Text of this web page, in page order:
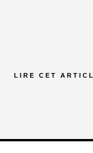
LIRE CET